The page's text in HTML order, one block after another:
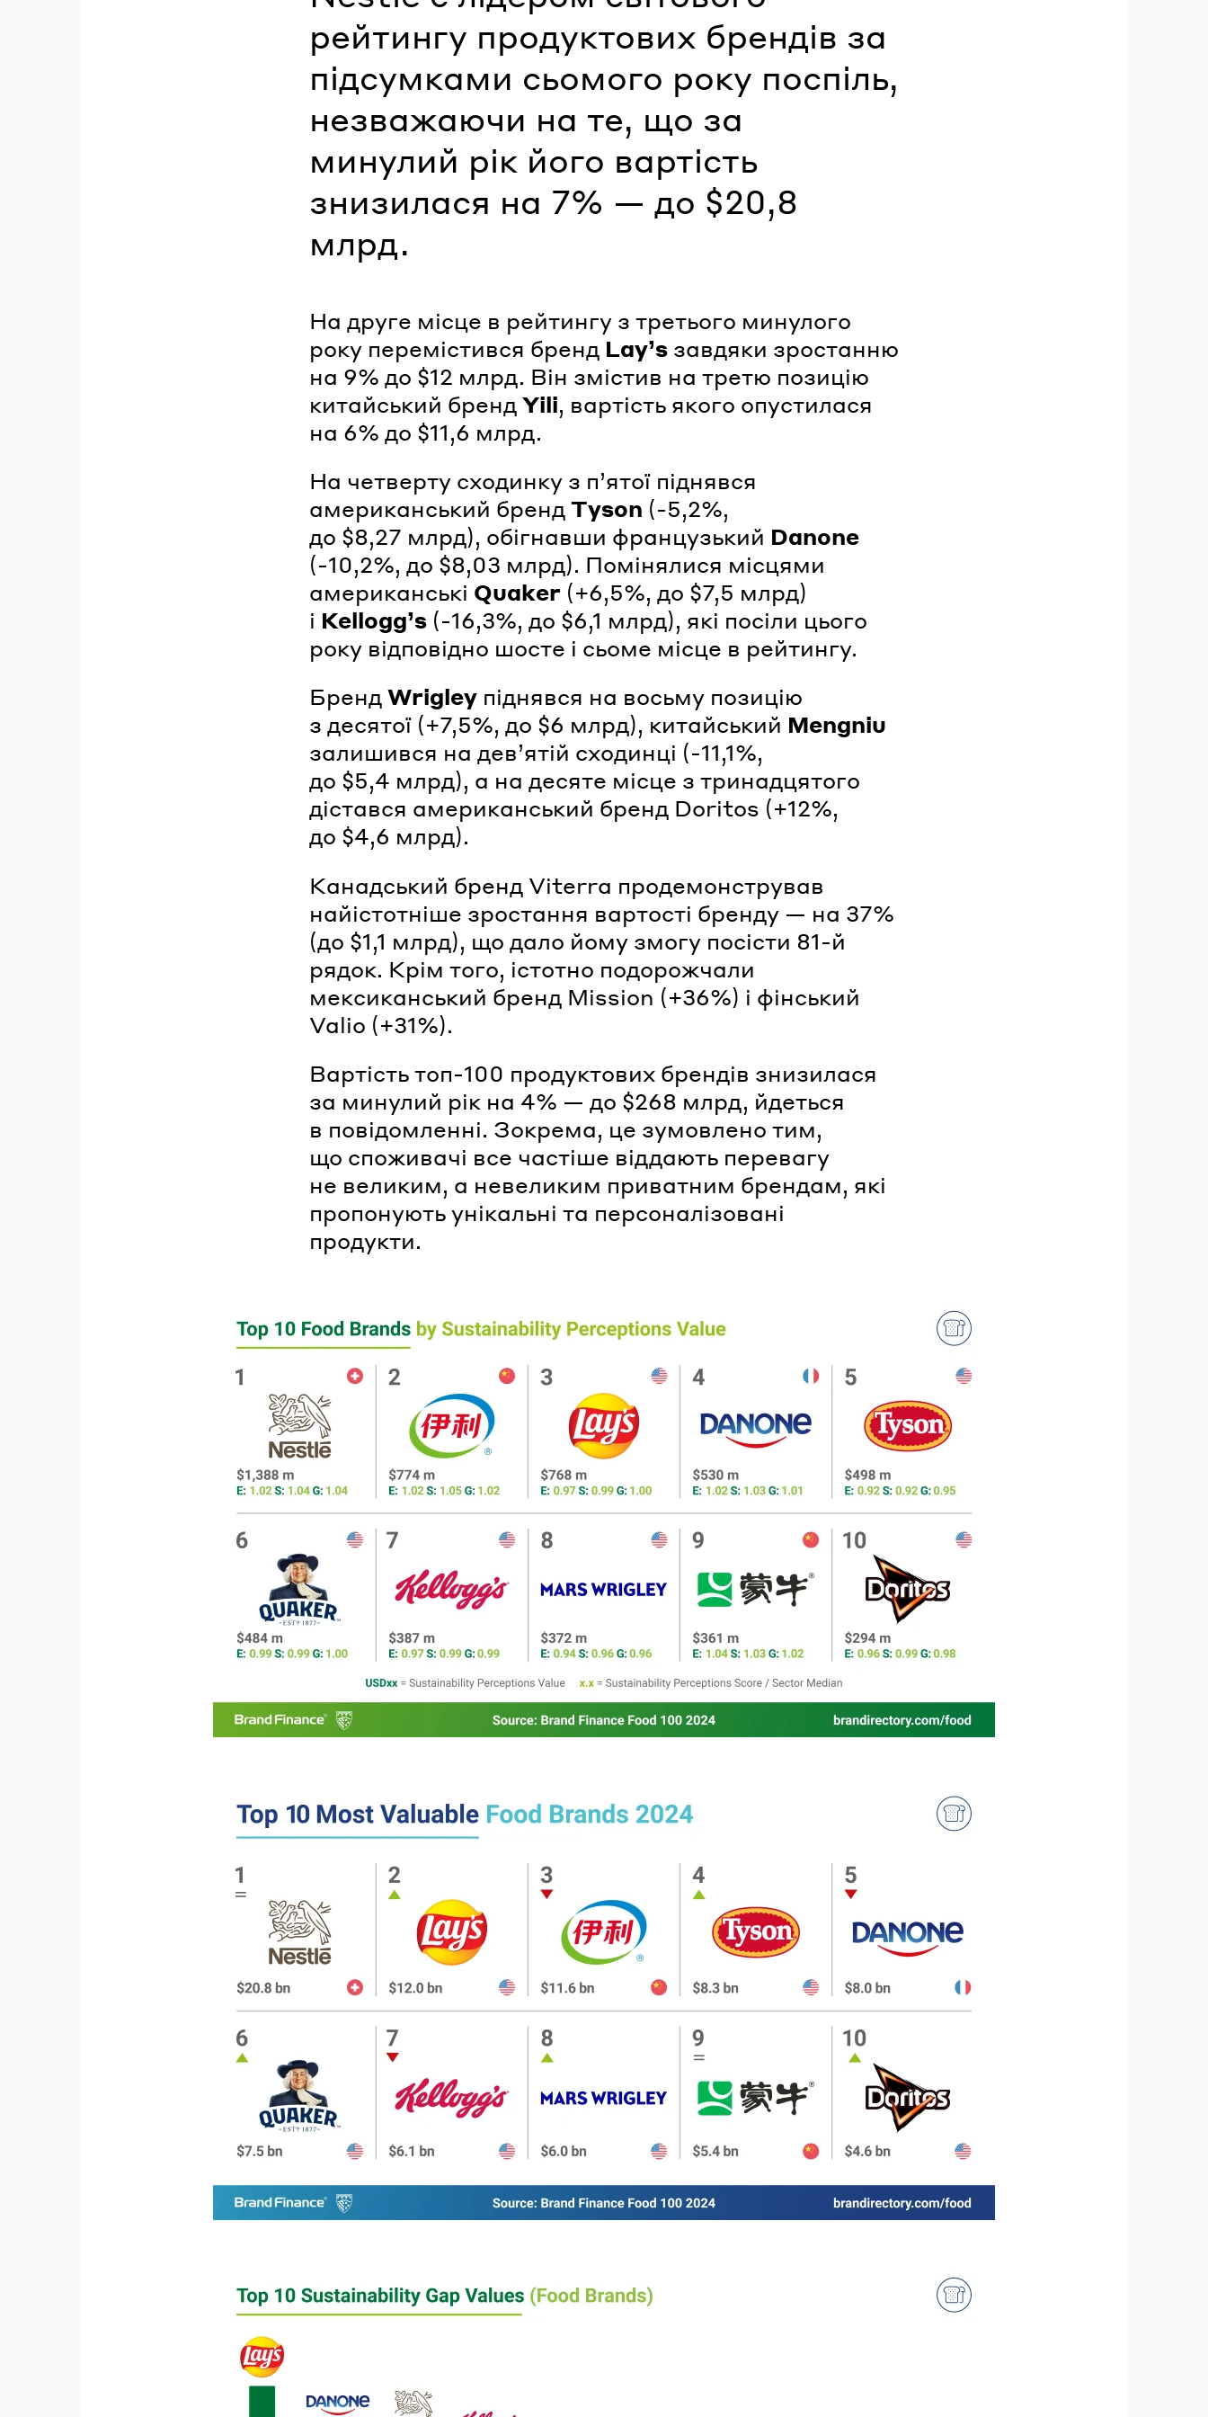
рейтингу продуктових брендів за
підсумками сьомого року поспіль,
незважаючи на те, що за
минулий рік його вартість
знизилася на 7% — до $20,8
млрд.
На друге місце в рейтингу з третього минулого
року перемістився бренд Lay’s завдяки зростанню
на 9% до $12 млрд. Він змістив на третю позицію
китайський брендYili, вартість якого опустилася
на 6% до $11,6 млрд.
На четверту сходинку з п’ятої піднявся
американський брендTyson (-5,2%,
до $8,27 млрд), обігнавши французький Danone
(-10,2%, до $8,03 млрд). Помінялися місцями
американські Quaker (+6,5%, до $7,5 млрд)
і Kellogg’s (-16,3%, до $6,1 млрд), які посіли цього
року відповідно шосте і сьоме місце в рейтингу.
БрендWrigley піднявся на восьму позицію
з десятої (+7,5%, до $6 млрд), китайський Mengniu
залишився на дев’ятій сходинці (-11,1%,
до $5,4 млрд), а на десяте місце з тринадцятого
дістався американський бренд Doritos (+12%,
до $4,6 млрд).
Канадський бренд Viterra продемонстрував
найістотніше зростання вартості бренду — на 37%
(до $1,1 млрд), що дало йому змогу посісти 81-й
рядок. Крім того, істотно подорожчали
мексиканський бренд Mission (+36%) і фінський
Valio (+31%).
Вартість топ-100 продуктових брендів знизилася
за минулий рік на 4% — до $268 млрд, йдеться
в повідомленні. Зокрема, це зумовлено тим,
що споживачі все частіше віддають перевагу
не великим, а невеликим приватним брендам, які
пропонують унікальні та персоналізовані
продукти.